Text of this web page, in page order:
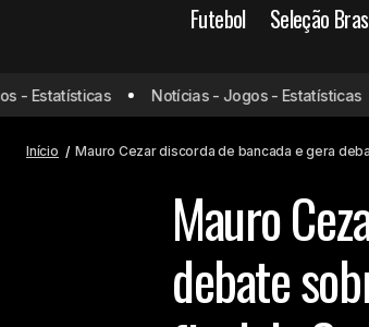
Futebol Seleção
Savarino pode ser desfalque no duelo
entre Botafogo x Atlético-MG; entenda
Notícias - Jogos - Estatísticas
Início Mauro Cezar discorda de bancada e gera
Mauro
debate